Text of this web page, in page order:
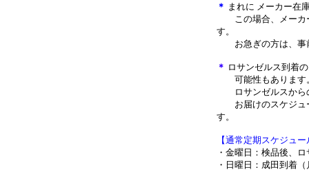
＊ まれに メーカー在
この場合、メーカ
す。
お急ぎの方は、事
＊ ロサンゼルス到着
可能性もあります
ロサンゼルスから
お届けのスケジュ
す。
【通常定期スケジュー
・金曜日：検品後、
・日曜日：成田到着